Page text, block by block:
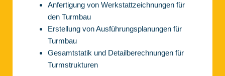
Anfertigung von Werkstattzeichnungen für
den Turmbau
Erstellung von Ausführungsplanungen für
Turmbau
Gesamtstatik und Detailberechnungen für
Turmstrukturen